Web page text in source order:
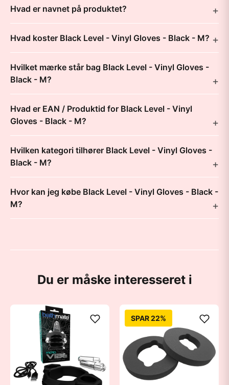
Hvad er navnet på produktet?
Hvad koster Black Level - Vinyl Gloves - Black - M?
Hvilket mærke står bag Black Level - Vinyl Gloves -
Black - M?
Hvad er EAN / Produktid for Black Level - Vinyl
Gloves - Black - M?
Hvilken kategori tilhører Black Level - Vinyl Gloves -
Black - M?
Hvor kan jeg købe Black Level - Vinyl Gloves - Black -
M?
Du er måske interesseret i
SPAR 22%